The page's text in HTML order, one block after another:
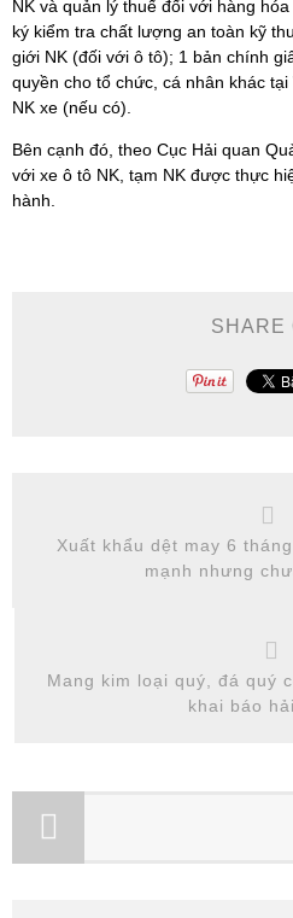
NK và quản lý thuế đối với hàng
ký kiểm tra chất lượng an toàn kỹ
giới NK (đối với ô tô); 1 bản chính
quyền cho tổ chức, cá nhân khác
NK xe (nếu có).
Bên cạnh đó, theo Cục Hải quan
với xe ô tô NK, tạm NK được thực
hành.
SHARE
Xuất khẩu dệt may 6
mạnh nhưng
Mang kim loại quý, đá quý
khai báo